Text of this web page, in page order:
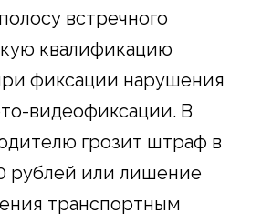
встречного
квалификацию
фиксации нарушения
видеофиксации. В
грозит штраф в
рублей или лишение
транспортным